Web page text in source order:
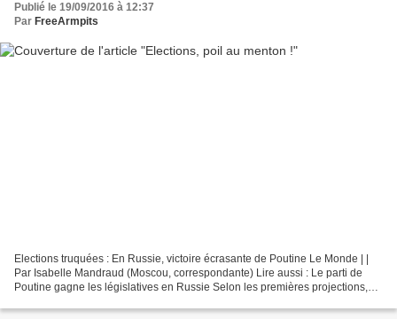
Publié le 19/09/2016 à 12:37
Par FreeArmpits
Elections truquées : En Russie, victoire écrasante de Poutine Le Monde | |
Par Isabelle Mandraud (Moscou, correspondante) Lire aussi : Le parti de
Poutine gagne les législatives en Russie Selon les premières projections,